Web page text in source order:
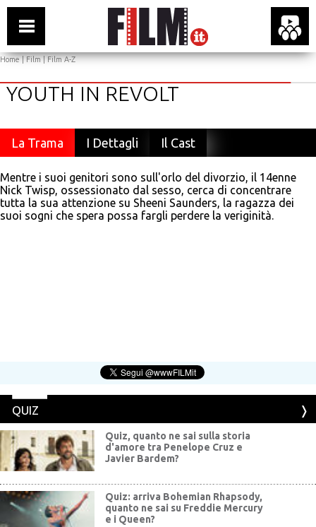
Home|Film|Film A-Z
YOUTH IN REVOLT
La Trama I Dettagli Il Cast
Mentre i suoi genitori sono sull'orlo del divorzio, il 14enne
Nick Twisp, ossessionato dal sesso, cerca di concentrare
tutta la sua attenzione su Sheeni Saunders, la ragazza dei
suoi sogni che spera possa fargli perdere la veriginità.
QUIZ
Quiz, quanto ne sai sulla storia
d'amore tra Penelope Cruz e
Javier Bardem?
Quiz: arriva Bohemian Rhapsody,
quanto ne sai su Freddie Mercury
e i Queen?